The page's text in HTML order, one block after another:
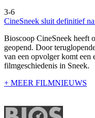
3-6
CineSneek sluit definitief
Bioscoop CineSneek heeft
geopend. Door
van een opvolger komt een
filmgeschiedenis in Sneek.
+ MEER FILMNIEUWS